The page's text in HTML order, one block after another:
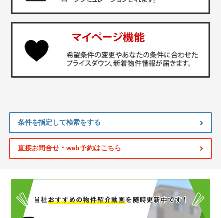
条件を指定して検索をする
直接お問合せ・web予約はこちら